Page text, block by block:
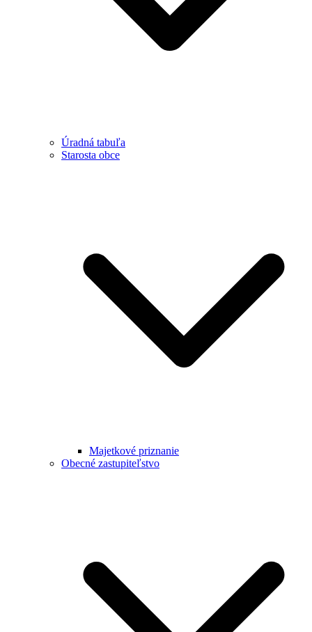
Úradná tabuľa
Starosta obce
Majetkové priznanie
Obecné zastupiteľstvo